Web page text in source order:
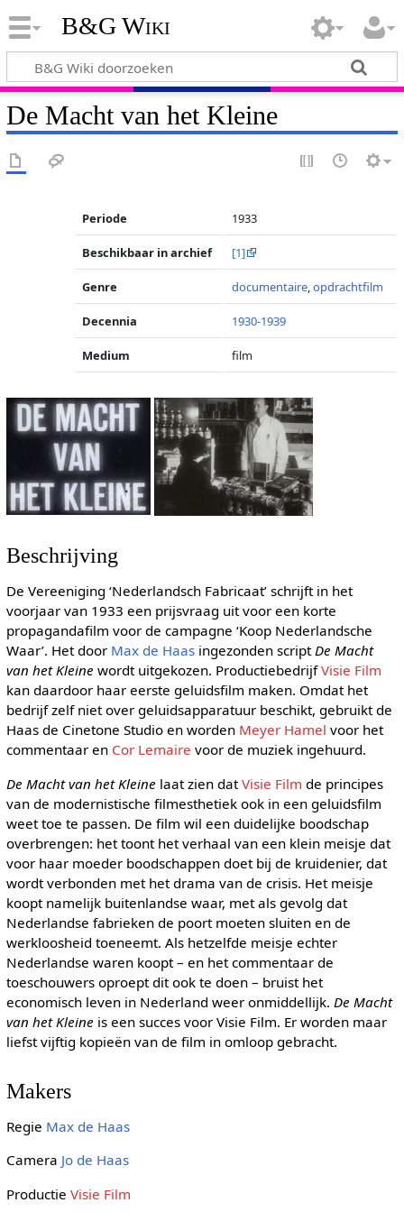
B&G Wiki
De Macht van het Kleine
Periode 1933
Beschikbaar in archief [1]
Genre documentaire,opdrachtfilm
Decennia 1930-1939
Medium film
Beschrijving
De Vereeniging ‘Nederlandsch Fabricaat’ schrijft in het
voorjaar van 1933 een prijsvraag uit voor een korte
propagandafilm voor de campagne ‘Koop Nederlandsche
Waar’. Het door Max de Haasingezonden scriptDe Macht
van het Kleine wordt uitgekozen. ProductiebedrijfVisie Film
kan daardoor haar eerste geluidsfilm maken. Omdat het
bedrijf zelf niet over geluidsapparatuur beschikt, gebruikt de
Haas de Cinetone Studio en worden Meyer Hamel voor het
commentaar en Cor Lemaire voor de muziek ingehuurd.
De Macht van het Kleine laat zien datVisie Film de principes
van de modernistische filmesthetiek ook in een geluidsfilm
weet toe te passen. De film wil een duidelijke boodschap
overbrengen: het toont het verhaal van een klein meisje dat
voor haar moeder boodschappen doet bij de kruidenier, dat
wordt verbonden met het drama van de crisis. Het meisje
koopt namelijk buitenlandse waar, met als gevolg dat
Nederlandse fabrieken de poort moeten sluiten en de
werkloosheid toeneemt. Als hetzelfde meisje echter
Nederlandse waren koopt – en het commentaar de
toeschouwers oproept dit ook te doen – bruist het
economisch leven in Nederland weer onmiddellijk. De Macht
van het Kleine is een succes voor Visie Film. Er worden maar
liefst vijftig kopieën van de film in omloop gebracht.
Makers
Regie Max de Haas
Camera Jo de Haas
Productie Visie Film